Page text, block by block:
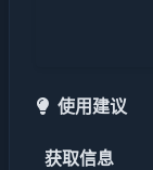
使用建议
获取信息